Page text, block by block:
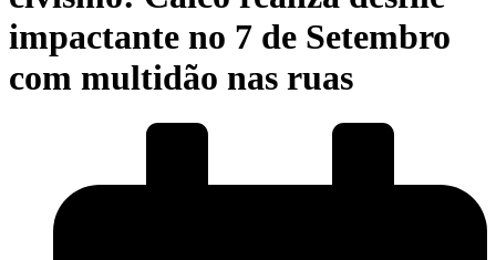
impactante no 7 de Setembro
com multidão nas ruas